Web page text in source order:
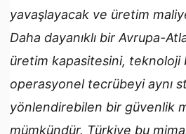
yavaşlayacak ve üretim
Daha dayanıklı bir Avrupa-
üretim kapasitesini, teknoloji
operasyonel tecrübeyi aynı
yönlendirebilen bir güvenlik
mümkündür. Türkiye bu